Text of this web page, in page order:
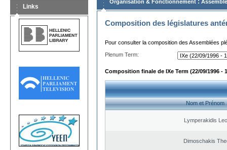
Links
Organisation & Fonctionnement :
Composition des législatures
Pour consulter la composition des Assemblées
Plenum Term:
Composition finale de IXe Term (22/09/1996 -
Nom et Prénom
Lymperakidis
Dimoschakis